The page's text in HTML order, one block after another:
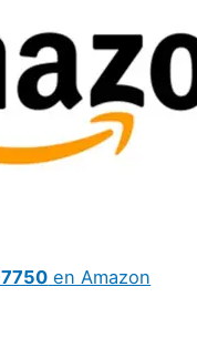
7750 en Amazon